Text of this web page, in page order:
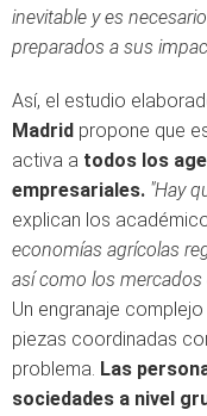
inevitable y es
preparados a sus
Así, el estudio
Madrid propone que
activa a todos los
empresariales. "Hay
explican los
economías agrícolas
así como los mercados
Un engranaje
piezas coordinadas
problema. Las
sociedades a nivel